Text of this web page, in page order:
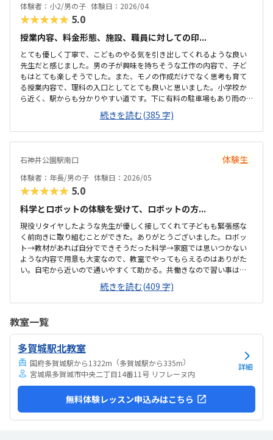
体験者：小2/男の子 体験日：2026/04
★★★★★ 5.0
授業内容、料金形態、施設、職員に対しての印...
とても優しく丁寧で、こどものやる気を引き出してくれるような良い
先生だと感じました。男の子が興味を持ちそうな工作の内容で、子ど
もはとても楽しそうでした。また、モノの作成だけでなく思考も育て
る授業内容で、理科の入口としてとても良いと思いました。小学校か
ら近く、駅からも分かりやすい道です。下に有料の駐車場もあり雨の
日の送迎でも楽だと思いました。子供の自主性を重んじる雰囲気で、
子どもたちは皆のびのびとしてました。職員の方も皆挨拶をしっかり
してくれて笑顔溢れ良い印象でした。月2回、教材費込みでこちらの値
段に何の不満もありません。他教室と比べて特段高いこともなく、平
自主性を優先してくれて、子どもたちがのびのび楽しそうにしていた
のが良かった。授業内容も子どもが好きそうな楽しく学べる科学で、
大満足で帰ってきました。
続きを読む(385 字)
石神井公園駅南口 体験生
体験者：年長/男の子 体験日：2026/05
★★★★★ 5.0
科学とロボットの体験を受けて、ロボットの方...
現役リタイヤしたような先生が優しく接してくれて子どもも緊張感な
く前向きに取り組むことができた。ありがとうございました。ロボッ
ト→教材があれば自分でできそうだった科学→家庭では思いつかない
ような内容で用意も大変なので、教室でやってもらえるのはありがた
い。自宅から近いので通いやすくて助かる。共働きなので習い事は土
日どちらかでハシゴすることが多いので、立地が駅前などで良い場所
だと他の習い事と掛け持ちしやすい良くも悪くもなく特記することは
ございません。普通でした。汚くなく清潔に保たれている印象です。
申し訳ありませんが、ロボットは、基本的には自分で進めるので、人
件費がかからないため少し割高かなと思います。科学も都心と遜色な
い価格設定なので決して安くはないかなと思います。スーパーボール
をもってかえれたり、ロボットが動いたりして得るもの...
続きを読む(409 字)
教室一覧
多賀城駅北教室
国府多賀城駅から1322m （多賀城駅から335m）
宮城県多賀城市中央二丁目14番11号 リフレーヌ内
詳細
無料体験レッスン申込みはこちら